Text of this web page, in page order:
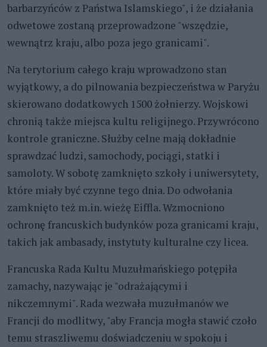
barbarzyńców z Państwa Islamskiego", i że działania
odwetowe zostaną przeprowadzone "wszędzie,
wewnątrz kraju, albo poza jego granicami".
Na terytorium całego kraju wprowadzono stan
wyjątkowy, a do pilnowania bezpieczeństwa w Paryżu
skierowano dodatkowych 1500 żołnierzy. Wojskowi
chronią także miejsca kultu religijnego. Przywrócono
kontrole graniczne. Służby celne mają dokładnie
sprawdzać ludzi, samochody, pociągi, statki i
samoloty. W sobotę zamknięto szkoły i uniwersytety,
które miały być czynne tego dnia. Do odwołania
zamknięto też m.in. wieżę Eiffla. Wzmocniono
ochronę francuskich budynków poza granicami kraju,
takich jak ambasady, instytuty kulturalne czy licea.
Francuska Rada Kultu Muzułmańskiego potępiła
zamachy, nazywając je "odrażającymi i
nikczemnymi". Rada wezwała muzułmanów we
Francji do modlitwy, "aby Francja mogła stawić czoło
temu straszliwemu doświadczeniu w spokoju i